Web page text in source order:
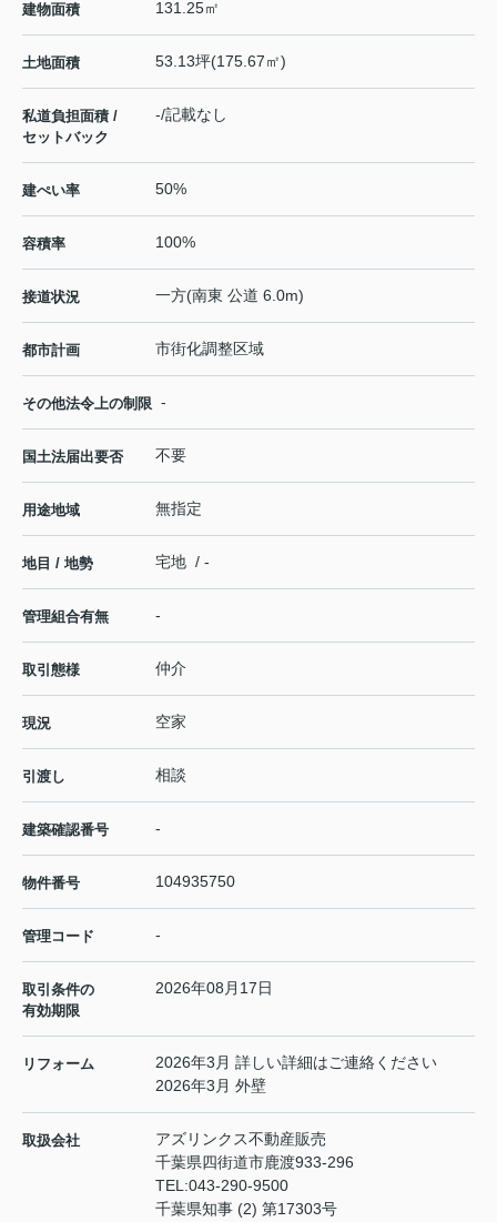
建物面積 131.25㎡
土地面積 53.13坪(175.67㎡)
私道負担面積 /
セットバック
-/記載なし
建ぺい率 50%
容積率 100%
接道状況 一方(南東 公道 6.0m)
都市計画 市街化調整区域
その他法令上の制限 -
国土法届出要否 不要
用途地域 無指定
地目 / 地勢 宅地 / -
管理組合有無 -
取引態様 仲介
現況 空家
引渡し 相談
建築確認番号 -
物件番号 104935750
管理コード -
取引条件の
有効期限
2026年08月17日
リフォーム
2026年3月 詳しい詳細はご連絡ください
2026年3月 外壁
取扱会社
アズリンクス不動産販売
千葉県四街道市鹿渡933-296
TEL:043-290-9500
千葉県知事 (2) 第17303号